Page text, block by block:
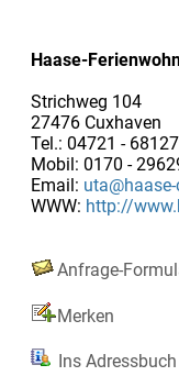
Haase-
Strichweg 104
27476 Cuxhaven
Tel.: 04721 -
Mobil: 0170 -
Email:
WWW: http://
Anfrage-
Merken
Ins